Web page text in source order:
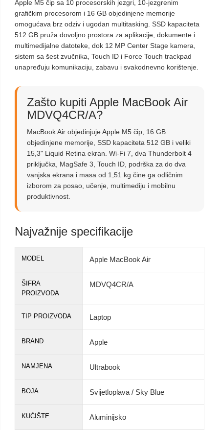
Apple M5 čip sa 10 procesorskih jezgri, 10-jezgrenim
grafičkim procesorom i 16 GB objedinjene memorije
omogućava brz odziv i ugodan multitasking. SSD kapaciteta
512 GB pruža dovoljno prostora za aplikacije, dokumente i
multimedijalne datoteke, dok 12 MP Center Stage kamera,
sistem sa šest zvučnika, Touch ID i Force Touch trackpad
unapređuju komunikaciju, zabavu i svakodnevno korištenje.
Zašto kupiti Apple MacBook Air
MDVQ4CR/A?
MacBook Air objedinjuje Apple M5 čip, 16 GB
objedinjene memorije, SSD kapaciteta 512 GB i veliki
15,3" Liquid Retina ekran. Wi-Fi 7, dva Thunderbolt 4
priključka, MagSafe 3, Touch ID, podrška za do dva
vanjska ekrana i masa od 1,51 kg čine ga odličnim
izborom za posao, učenje, multimediju i mobilnu
produktivnost.
Najvažnije specifikacije
MODEL Apple MacBook Air
ŠIFRA
PROIZVODA
MDVQ4CR/A
TIP PROIZVODA Laptop
BRAND Apple
NAMJENA Ultrabook
BOJA Svijetloplava / Sky Blue
KUĆIŠTE Aluminijsko